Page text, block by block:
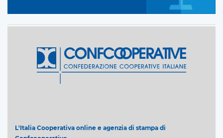
L'Italia Cooperativa online e agenzia di stampa di